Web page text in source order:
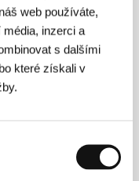
web používáte,
inzerci a
s dalšími
které získali v
Shinjuku-